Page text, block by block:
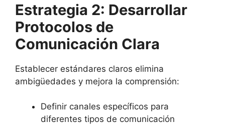
Estrategia 2: Desarrollar
Protocolos de
Comunicación Clara
Establecer estándares claros elimina
ambigüedades y mejora la comprensión:
Definir canales específicos para
diferentes tipos de comunicación